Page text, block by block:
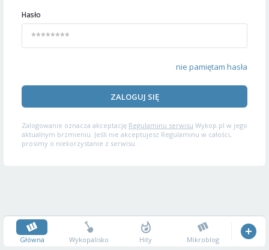
Hasło
nie pamiętam hasła
ZALOGUJ SIĘ
Zalogowanie oznacza akceptację Regulaminu serwisu Wykop.pl w jego
aktualnym brzmieniu. Jeśli nie akceptujesz Regulaminu w całości,
prosimy o niekorzystanie z serwisu.
Główna Wykopalisko Hity Mikroblog